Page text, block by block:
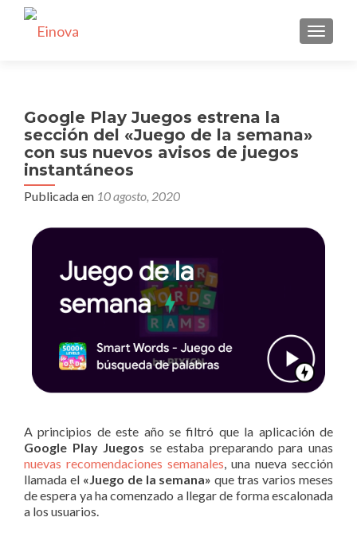
Google Play Juegos estrena la
sección del «Juego de la semana»
con sus nuevos avisos de juegos
instantáneos
Publicada en 10 agosto, 2020
A principios de este año se filtró que la aplicación de
Google Play Juegos se estaba preparando para unas
nuevas recomendaciones semanales , una nueva sección
llamada el «Juego de la semana» que tras varios meses
de espera ya ha comenzado a llegar de forma escalonada
a los usuarios.